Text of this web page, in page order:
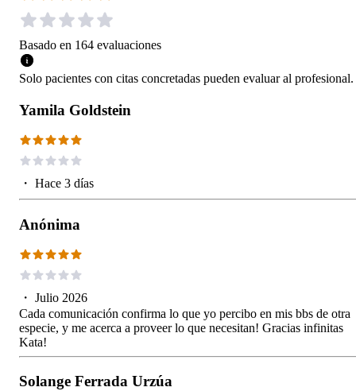
Basado en 164 evaluaciones
Solo pacientes con citas concretadas pueden evaluar al profesional.
Yamila Goldstein
・ Hace 3 días
Anónima
・ Julio 2026
Cada comunicación confirma lo que yo percibo en mis bbs de otra
especie, y me acerca a proveer lo que necesitan! Gracias infinitas
Kata!
Solange Ferrada Urzúa